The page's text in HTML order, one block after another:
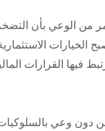
من الوعي بأن
الخيارات
فيها القرارات
دون وعي